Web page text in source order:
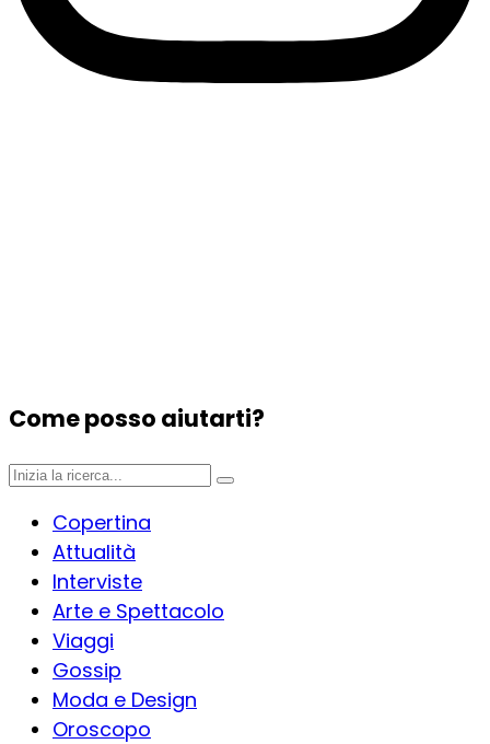
Come posso aiutarti?
Copertina
Attualità
Interviste
Arte e Spettacolo
Viaggi
Gossip
Moda e Design
Oroscopo